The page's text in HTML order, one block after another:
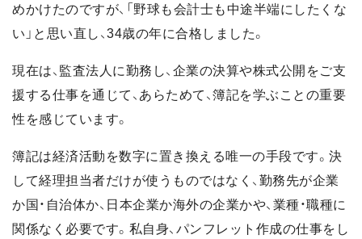
めかけたのですが、「野球も会計士も中途半端にしたくな
い」と思い直し、34歳の年に合格しました。
現在は、監査法人に勤務し、企業の決算や株式公開をご支
援する仕事を通じて、あらためて、簿記を学ぶことの重要
性を感じています。
簿記は経済活動を数字に置き換える唯一の手段です。決
して経理担当者だけが使うものではなく、勤務先が企業
か国・自治体か、日本企業か海外の企業かや、業種・職種に
関係なく必要です。私自身、パンフレット作成の仕事をし